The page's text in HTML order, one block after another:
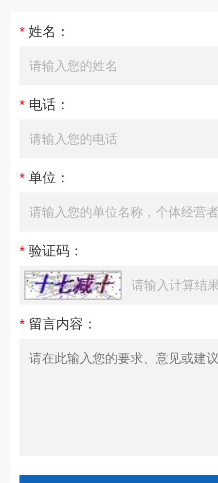
* 姓名：
* 电话：
* 单位：
* 验证码：
* 留言内容：